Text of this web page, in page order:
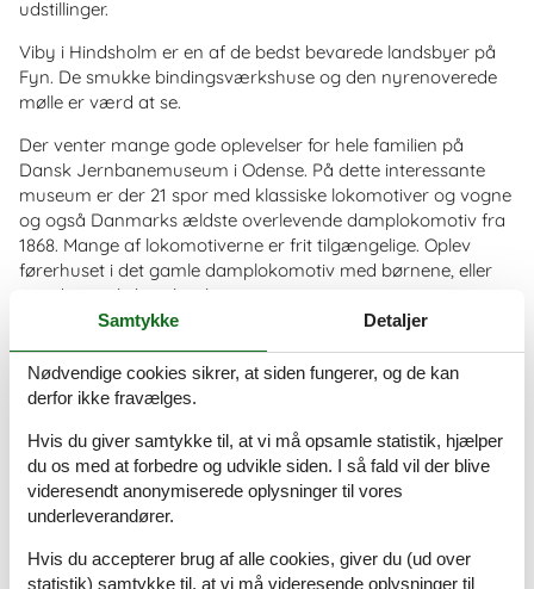
udstillinger.
Viby i Hindsholm er en af ​​de bedst bevarede landsbyer på
Fyn. De smukke bindingsværkshuse og den nyrenoverede
mølle er værd at se.
Der venter mange gode oplevelser for hele familien på
Dansk Jernbanemuseum i Odense. På dette interessante
museum er der 21 spor med klassiske lokomotiver og vogne
og også Danmarks ældste overlevende damplokomotiv fra
1868. Mange af lokomotiverne er frit tilgængelige. Oplev
førerhuset i det gamle damplokomotiv med børnene, eller
test de gamle bænke i kupeen.
I Fjord & Bælt kan man opdage interessante ting under
havoverfladen med sine børn. Rørebassinerne er især
populær blandt børn. Men det er også den offentlige fodring
af marsvin og sæler, som også nogen gange udfører tricks.
Hvis tidevandet tillader det, kan man tage en dejlig
vandretur til den ubeboede ø Æbelø. Øen er meget stille og
tilbyder masser af naturoplevelser.
Odense Katedral, St. Knud Kirke, blev bygget i det 14.
århundrede. Den gotiske katedral med det høj og lys skib
Samtykke Detaljer
Nødvendige cookies sikrer, at siden fungerer, og de kan
derfor ikke fravælges.
Hvis du giver samtykke til, at vi må opsamle statistik, hjælper
du os med at forbedre og udvikle siden. I så fald vil der blive
videresendt anonymiserede oplysninger til vores
underleverandører.
Hvis du accepterer brug af alle cookies, giver du (ud over
statistik) samtykke til, at vi må videresende oplysninger til